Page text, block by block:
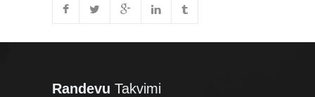
Randevu Takvimi